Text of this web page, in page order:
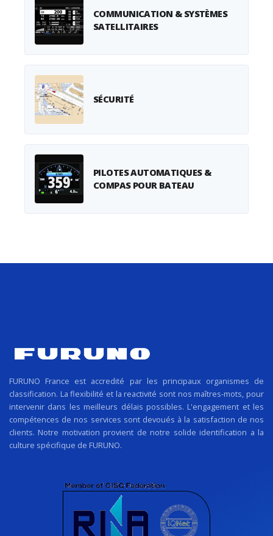
COMMUNICATION & SYSTÈMES
SATELLITAIRES
SÉCURITÉ
PILOTES AUTOMATIQUES &
COMPAS POUR BATEAU
FURUNO France est accredité par les principaux organismes de
classification. La flexibilité et la reactivité sont nos maîtres-mots, pour
intervenir dans les meilleurs délais possibles. L'engagement et les
compétences de nos services sont devoués à la satisfaction de nos
clients. Notre motivation provient de notre solide identification a la
culture spécifique de FURUNO.